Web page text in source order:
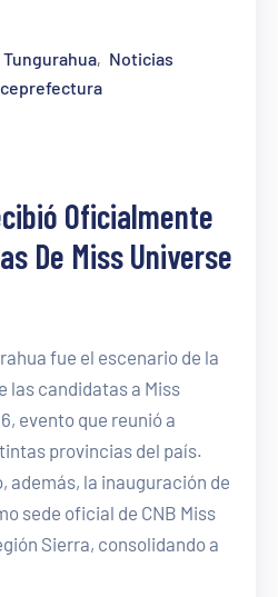
‚ Noticias
Oficialmente
De Miss Universe
fue el escenario de la
las candidatas a Miss
evento que reunió a
provincias del país.
además, la inauguración de
sede oficial de CNB Miss
Sierra, consolidando a